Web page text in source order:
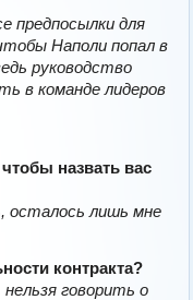
предпосылки для
Наполи попал в
руководство
в команде лидеров
назвать вас
осталось лишь мне
контракта?
говорить о